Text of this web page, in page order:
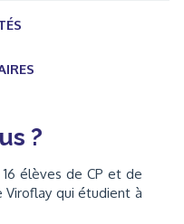
?
élèves de CP et de
Viroflay qui étudient à